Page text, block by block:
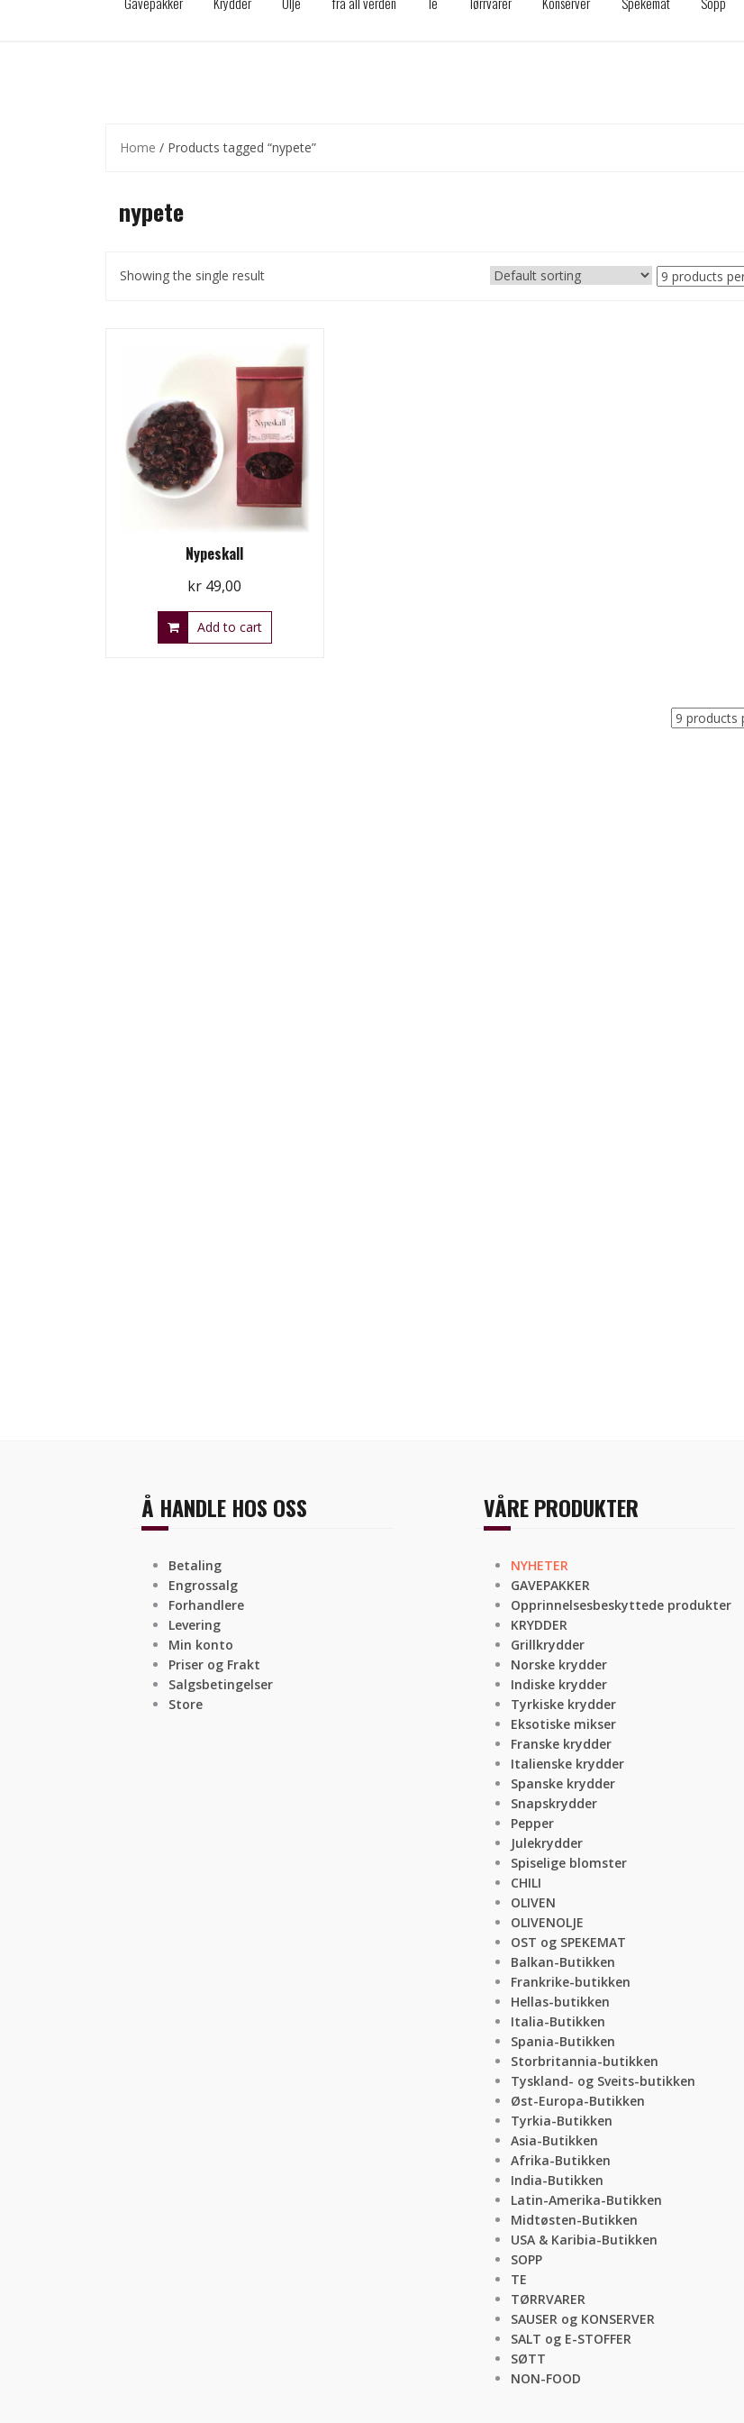
Home / Products tagged “nypete”
nypete
Showing the single result
Nypeskall
kr 49,00
Add to cart
Å HANDLE HOS OSS
Betaling
Engrossalg
Forhandlere
Levering
Min konto
Priser og Frakt
Salgsbetingelser
Store
VÅRE PRODUKTER
NYHETER
GAVEPAKKER
Opprinnelsesbeskyttede produkter
KRYDDER
Grillkrydder
Norske krydder
Indiske krydder
Tyrkiske krydder
Eksotiske mikser
Franske krydder
Italienske krydder
Spanske krydder
Snapskrydder
Pepper
Julekrydder
Spiselige blomster
CHILI
OLIVEN
OLIVENOLJE
OST og SPEKEMAT
Balkan-Butikken
Frankrike-butikken
Hellas-butikken
Italia-Butikken
Spania-Butikken
Storbritannia-butikken
Tyskland- og Sveits-butikken
Øst-Europa-Butikken
Tyrkia-Butikken
Asia-Butikken
Afrika-Butikken
India-Butikken
Latin-Amerika-Butikken
Midtøsten-Butikken
USA & Karibia-Butikken
SOPP
TE
TØRRVARER
SAUSER og KONSERVER
SALT og E-STOFFER
SØTT
NON-FOOD